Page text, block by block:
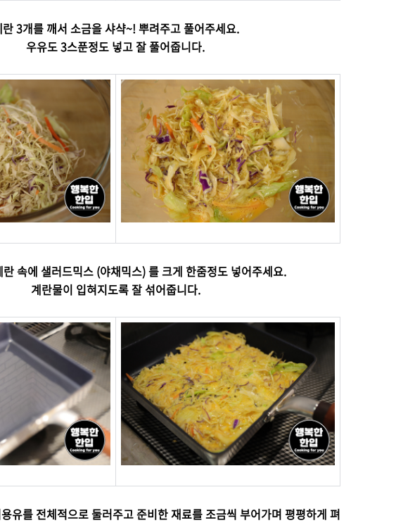
란 3개를 깨서 소금을 샤샥~! 뿌려주고 풀어주세요.
우유도 3스푼정도 넣고 잘 풀어줍니다.
속에 샐러드믹스 (야채믹스) 를 크게 한줌정도 넣어주세요.
계란물이 입혀지도록 잘 섞어줍니다.
유를 전체적으로 둘러주고 준비한 재료를 조금씩 부어가며 평평하게 펴